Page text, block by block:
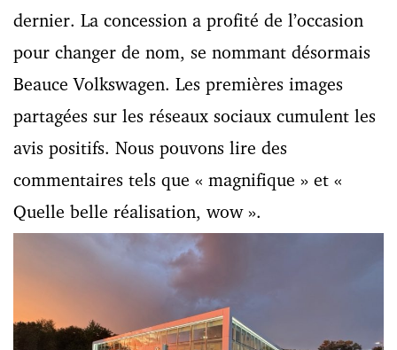
dernier. La concession a profité de l’occasion
pour changer de nom, se nommant désormais
Beauce Volkswagen. Les premières images
partagées sur les réseaux sociaux cumulent les
avis positifs. Nous pouvons lire des
commentaires tels que « magnifique » et «
Quelle belle réalisation, wow ».